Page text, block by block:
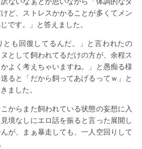
ど、ストレスかかることが多くてメン
です。」と答えました。
も回復してるんだ。」と言われたの
として飼われてるだけの方が、余程ス
よく考えちゃいますね。」と愚痴る様
ると「だから飼ってあげるってｗ」と
ました。
からまた飼われている状態の妄想に入
境なしにエロ話を振ると言った展開し
が、まぁ暴走しても、一人空回りして